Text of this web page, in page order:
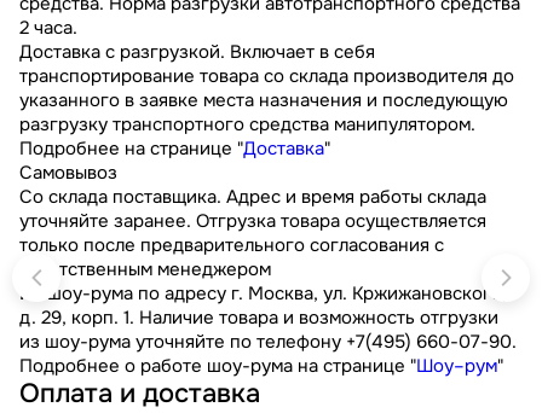
2 часа.
Доставка с разгрузкой. Включает в себя
транспортирование товара со склада производителя до
указанного в заявке места назначения и последующую
разгрузку транспортного средства манипулятором.
Подробнее на странице "Доставка"
Самовывоз
Со склада поставщика. Адрес и время работы склада
уточняйте заранее. Отгрузка товара осуществляется
только после предварительного согласования с
ответственным менеджером
Из шоу-рума по адресу г. Москва, ул. Кржижановского,
д. 29, корп. 1. Наличие товара и возможность отгрузки
из шоу-рума уточняйте по телефону +7(495) 660-07-90.
Подробнее о работе шоу-рума на странице "Шоу–рум"
Оплата и доставка